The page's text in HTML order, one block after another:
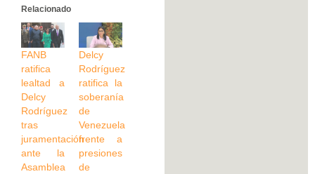
Relacionado
FANB
ratifica
lealtad a
Delcy
Rodríguez
tras
juramentación
ante la
Asamblea
Delcy
Rodríguez
ratifica la
soberanía
de
Venezuela
frente a
presiones
de